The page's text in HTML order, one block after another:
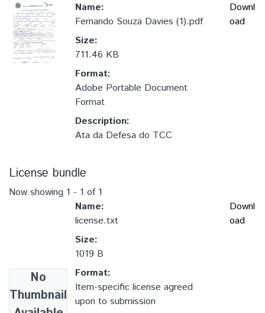
Name:
Fernando Souza Davies (1).pdf
Size:
711.46 KB
Format:
Adobe Portable Document
Format
Description:
Ata da Defesa do TCC
Downl
oad
License bundle
Now showing 1 - 1 of 1
No
Thumbnail
Name:
license.txt
Size:
1019 B
Format:
Item-specific license agreed
upon to submission
Downl
oad